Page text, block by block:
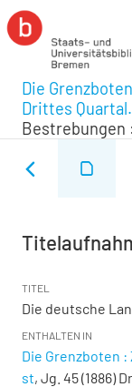
Die Grenzboten
Drittes Quartal.
Bestrebungen
TITEL
Die deutsche
ENTHALTEN IN
Die Grenzboten
st, Jg. 45 (1886)